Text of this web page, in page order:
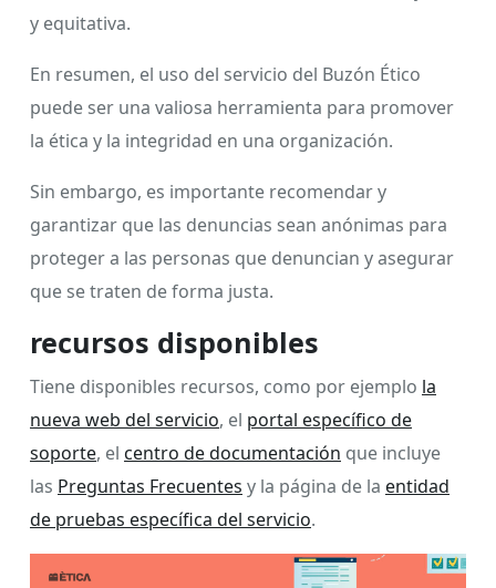
y equitativa.
En resumen, el uso del servicio del Buzón Ético
puede ser una valiosa herramienta para promover
la ética y la integridad en una organización.
Sin embargo, es importante recomendar y
garantizar que las denuncias sean anónimas para
proteger a las personas que denuncian y asegurar
que se traten de forma justa.
recursos disponibles
Tiene disponibles recursos, como por ejemplo la
nueva web del servicio, el portal específico de
soporte, el centro de documentación que incluye
las Preguntas Frecuentes y la página de la entidad
de pruebas específica del servicio.